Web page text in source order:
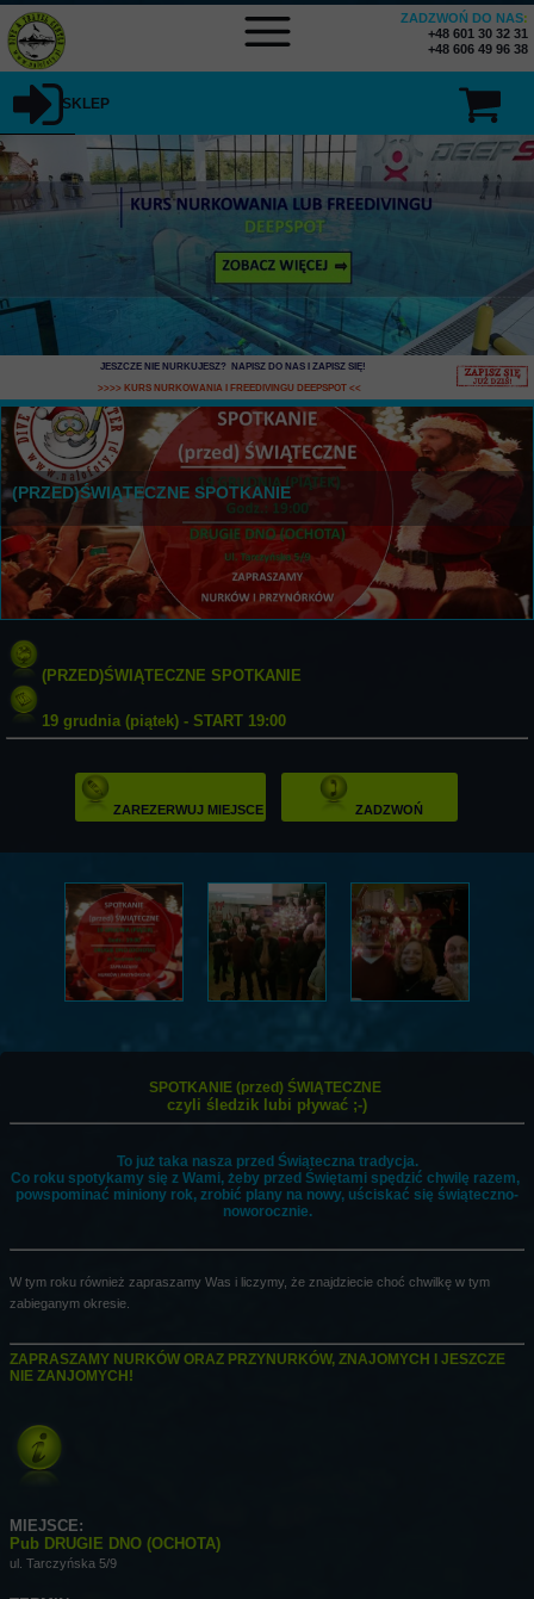
SKLEP
ZADZWOŃ DO NAS:
+48 601 30 32 31
+48 606 49 96 38
JESZCZE NIE NURKUJESZ? NAPISZ DO NAS I ZAPISZ SIĘ!
>>>> KURS NURKOWANIA I FREEDIVINGU DEEPSPOT<<
ZADZWOŃ
ZAREZERWUJ MIEJSCE
(PRZED)ŚWIĄTECZNE SPOTKANIE
19 grudnia (piątek) - START 19:00
(PRZED)ŚWIĄTECZNE SPOTKANIE
SPOTKANIE (przed) ŚWIĄTECZNE
czyli śledzik lubi pływać ;-)
To już taka nasza przed Świąteczna tradycja.
Co roku spotykamy się z Wami, żeby przed Świętami spędzić chwilę razem,
powspominać miniony rok, zrobić plany na nowy, uściskać się świąteczno-
noworocznie.
W tym roku również zapraszamy Was i liczymy, że znajdziecie choć chwilkę w tym
zabieganym okresie.
ZAPRASZAMY NURKÓW ORAZ PRZYNURKÓW, ZNAJOMYCH I JESZCZE
NIE ZANJOMYCH!
MIEJSCE:
Pub DRUGIE DNO (OCHOTA)
ul. Tarczyńska 5/9